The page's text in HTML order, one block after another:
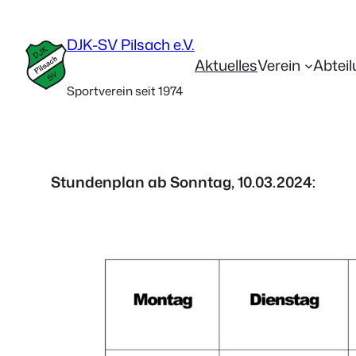
DJK-SV Pilsach e.V.
Sportverein seit 1974
AktuellesVerein
Stundenplan ab Sonntag, 10.03.2024: